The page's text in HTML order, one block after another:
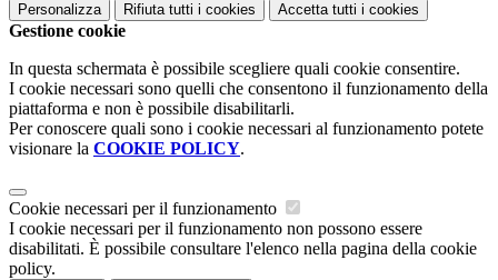
Personalizza Rifiuta tutti i cookies Accetta tutti i cookies
Gestione cookie
In questa schermata è possibile scegliere quali cookie consentire.
I cookie necessari sono quelli che consentono il funzionamento della
piattaforma e non è possibile disabilitarli.
Per conoscere quali sono i cookie necessari al funzionamento potete
visionare la COOKIE POLICY.
Cookie necessari per il funzionamento
I cookie necessari per il funzionamento non possono essere
disabilitati. È possibile consultare l'elenco nella pagina della cookie
policy.